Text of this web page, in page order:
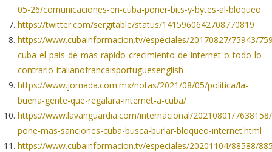
05-26/comunicaciones-en-cuba-poner-bits-y-bytes-al-bloqueo
https://twitter.com/sergitable/status/1415960642708770819
https://www.cubainformacion.tv/especiales/20170827/75943/
cuba-el-pais-de-mas-rapido-crecimiento-de-internet-o-todo-lo-
contrario-italianofrancaisportuguesenglish
https://www.jornada.com.mx/notas/2021/08/05/politica/la-
buena-gente-que-regalara-internet-a-cuba/
https://www.lavanguardia.com/internacional/20210801/
pone-mas-sanciones-cuba-busca-burlar-bloqueo-internet.html
https://www.cubainformacion.tv/especiales/20201104/88588/